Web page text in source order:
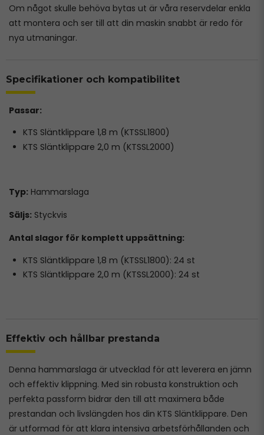
Om något skulle behöva bytas ut är våra reservdelar enkla
att montera och ser till att din maskin snabbt är redo för
nya utmaningar.
Specifikationer och kompatibilitet
Passar:
KTS Släntklippare 1,8 m (KTSSL1800)
KTS Släntklippare 2,0 m (KTSSL2000)
Typ: Hammarslaga
Säljs: Styckvis
Antal slagor för komplett uppsättning:
KTS Släntklippare 1,8 m (KTSSL1800): 24 st
KTS Släntklippare 2,0 m (KTSSL2000): 24 st
Effektiv och hållbar prestanda
Denna hammarslaga är utvecklad för att leverera en jämn
och effektiv klippning. Med sin robusta konstruktion och
perfekta passform bidrar den till att maximera både
prestandan och livslängden hos din KTS Släntklippare. Den
är utformad för att klara intensiva arbetsförhållanden och